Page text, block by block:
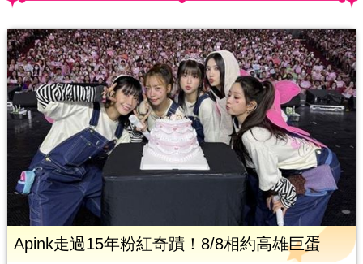
Apink走過15年粉紅奇蹟！8/8相約高雄巨蛋